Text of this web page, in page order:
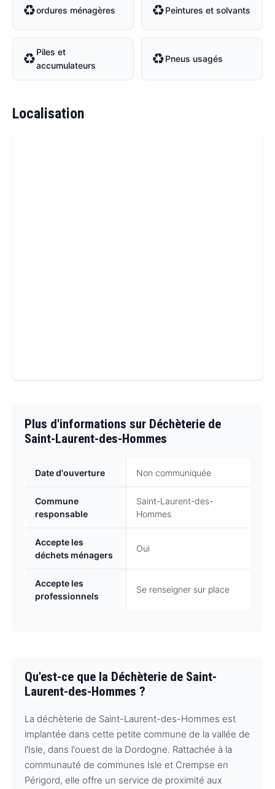
♻ordures ménagères ♻Peintures et solvants
♻Piles et
accumulateurs
♻Pneus usagés
Localisation
Plus d'informations sur Déchèterie de
Saint-Laurent-des-Hommes
Date d'ouverture Non communiquée
Commune
responsable
Saint-Laurent-des-
Hommes
Accepte les
déchets ménagers
Oui
Accepte les
professionnels
Se renseigner sur place
Qu'est-ce que la Déchèterie de Saint-
Laurent-des-Hommes ?
La déchèterie de Saint-Laurent-des-Hommes est
implantée dans cette petite commune de la vallée de
l'Isle, dans l'ouest de la Dordogne. Rattachée à la
communauté de communes Isle et Crempse en
Périgord, elle offre un service de proximité aux